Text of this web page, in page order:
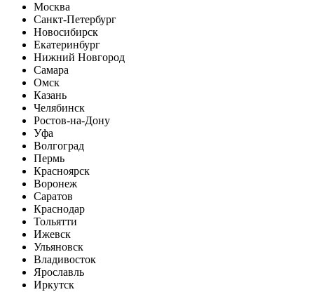
Москва
Санкт-Петербург
Новосибирск
Екатеринбург
Нижний Новгород
Самара
Омск
Казань
Челябинск
Ростов-на-Дону
Уфа
Волгоград
Пермь
Красноярск
Воронеж
Саратов
Краснодар
Тольятти
Ижевск
Ульяновск
Владивосток
Ярославль
Иркутск